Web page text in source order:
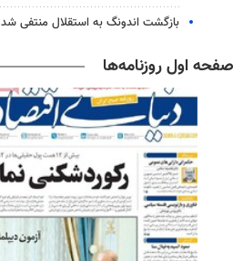
بازگشت اندونگ به استقلال منتفی شد
صفحه اول روزنامه‌ها